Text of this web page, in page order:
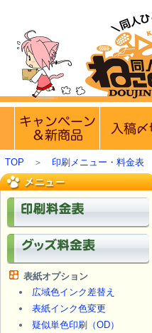
【営業日
TOP ＞ 印刷メニュー・料金表
表紙オプション
広域色インク差替え
表紙インク色変更
疑似単色印刷（OD）